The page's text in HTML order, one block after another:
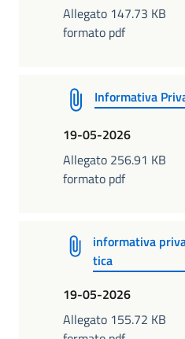
Allegato 147.73 KB
formato pdf
Informativa
19-05-2026
Allegato 256.91 KB
formato pdf
informativa
tica
19-05-2026
Allegato 155.72 KB